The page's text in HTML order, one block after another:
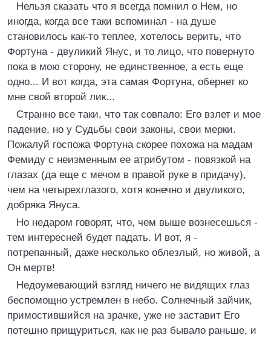
Нельзя сказать что я всегда помнил о Нем, но
иногда, когда все таки вспоминал - на душе
становилось как-то теплее, хотелось верить, что
Фортуна - двуликий Янус, и то лицо, что повернуто
пока в мою сторону, не единственное, а есть еще
одно... И вот когда, эта самая Фортуна, обернет ко
мне свой второй лик...
Странно все таки, что так совпало: Его взлет и мое
падение, но у Судьбы свои законы, свои мерки.
Пожалуй госпожа Фортуна скорее похожа на мадам
Фемиду с неизменным ее атрибутом - повязкой на
глазах (да еще с мечом в правой руке в придачу),
чем на четырехглазого, хотя конечно и двуликого,
добряка Януса.
Но недаром говорят, что, чем выше вознесешься -
тем интересней будет падать. И вот, я -
потрепанный, даже несколько облезлый, но живой, а
Он мертв!
Недоумевающий взгляд ничего не видящих глаз
беспомощно устремлен в небо. Солнечный зайчик,
примостившийся на зрачке, уже не заставит Его
потешно прищуриться, как не раз бывало раньше, и